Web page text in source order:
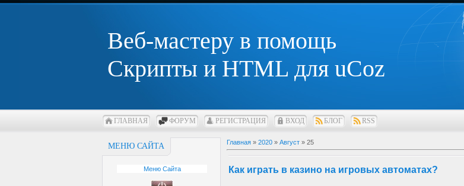
Веб-мастеру в помощь
Скрипты и HTML для uCoz
ГЛАВНАЯ ФОРУМ РЕГИСТРАЦИЯ ВХОД БЛОГ RSS
МЕНЮ САЙТА
Меню Сайта
Главная » 2020 » Август » 25
Как играть в казино на игровых автоматах?